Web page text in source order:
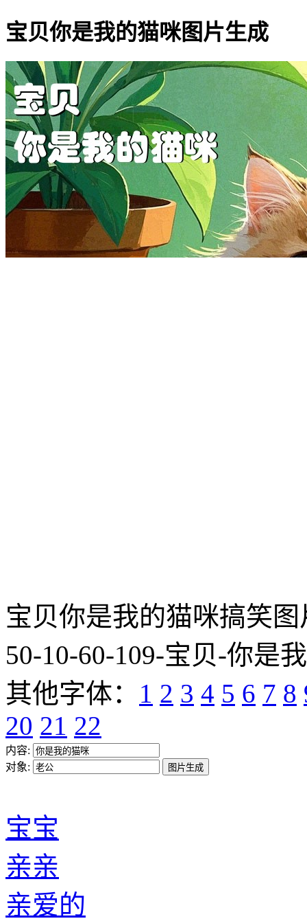
宝贝你是我的猫咪图片生成
宝贝你是我的猫咪搞笑图
50-10-60-109-宝贝-你是
其他字体： 1 2 3 4 5 6 7 8
20 21 22
内容:
对象:
宝宝
亲亲
亲爱的